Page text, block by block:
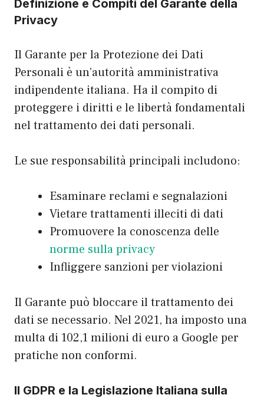
Definizione e Compiti del Garante della
Privacy
Il Garante per la Protezione dei Dati
Personali è un’autorità amministrativa
indipendente italiana. Ha il compito di
proteggere i diritti e le libertà fondamentali
nel trattamento dei dati personali.
Le sue responsabilità principali includono:
Esaminare reclami e segnalazioni
Vietare trattamenti illeciti di dati
Promuovere la conoscenza delle
norme sulla privacy
Infliggere sanzioni per violazioni
Il Garante può bloccare il trattamento dei
dati se necessario. Nel 2021, ha imposto una
multa di 102,1 milioni di euro a Google per
pratiche non conformi.
Il GDPR e la Legislazione Italiana sulla